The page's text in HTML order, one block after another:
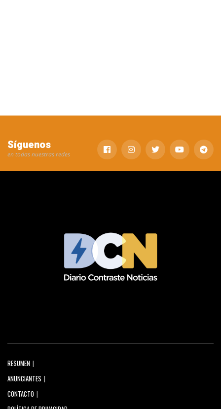
Síguenos
en todas nuestras redes
RESUMEN
ANUNCIANTES
CONTACTO